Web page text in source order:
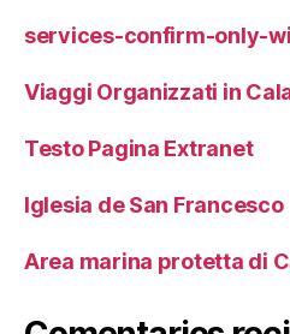
services-confirm-only-
Viaggi Organizzati in
Testo Pagina Extranet
Iglesia de San Francesco
Area marina protetta di